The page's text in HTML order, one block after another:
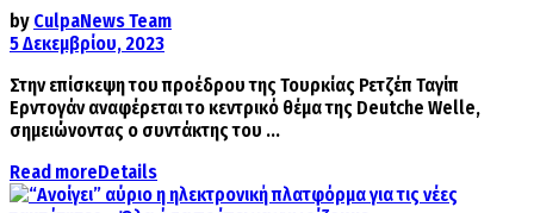
by CulpaNews Team
5 Δεκεμβρίου, 2023
Στην επίσκεψη του προέδρου της Τουρκίας Ρετζέπ Ταγίπ
Ερντογάν αναφέρεται το κεντρικό θέμα της Deutche Welle,
σημειώνοντας ο συντάκτης του ...
Read moreDetails